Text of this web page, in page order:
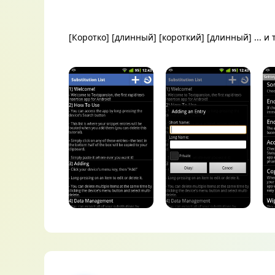
[Коротко] [длинный] [короткий] [длинный] ... и